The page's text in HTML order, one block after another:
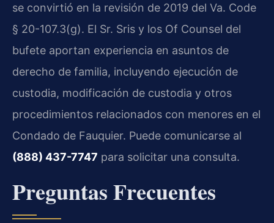
se convirtió en la revisión de 2019 del Va. Code
§ 20-107.3(g). El Sr. Sris y los Of Counsel del
bufete aportan experiencia en asuntos de
derecho de familia, incluyendo ejecución de
custodia, modificación de custodia y otros
procedimientos relacionados con menores en el
Condado de Fauquier. Puede comunicarse al
(888) 437-7747 para solicitar una consulta.
Preguntas Frecuentes